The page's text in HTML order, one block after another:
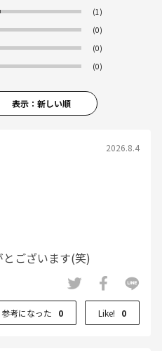
(1)
(0)
(0)
(0)
表示：新しい順
2026.8.4
ございます(笑)
参考になった 0 Like! 0